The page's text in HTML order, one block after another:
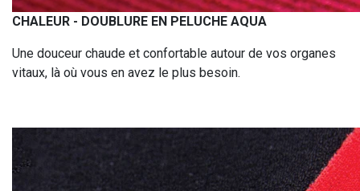
CHALEUR - DOUBLURE EN PELUCHE AQUA
Une douceur chaude et confortable autour de vos organes
vitaux, là où vous en avez le plus besoin.